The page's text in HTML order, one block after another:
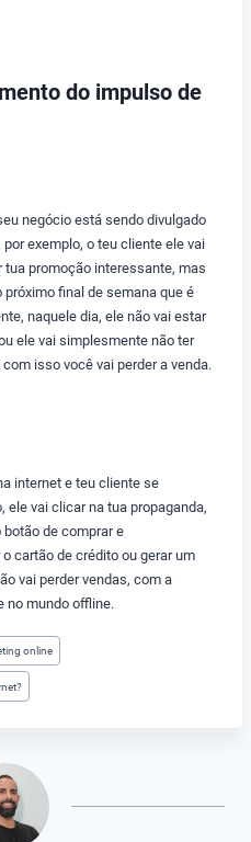
do impulso de
negócio está sendo divulgado
exemplo, o teu cliente ele vai
tua promoção interessante, mas
próximo final de semana que é
naquele dia, ele não vai estar
ele vai simplesmente não ter
isso você vai perder a venda.
internet e teu cliente se
ele vai clicar na tua propaganda,
de comprar e
cartão de crédito ou gerar um
vai perder vendas, com a
no mundo offline.
online